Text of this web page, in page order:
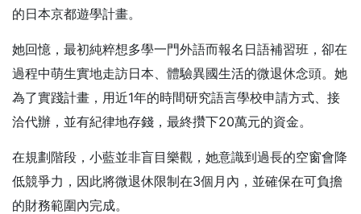
的日本京都遊學計畫。
她回憶，最初純粹想多學一門外語而報名日語補習班，卻在
過程中萌生實地走訪日本、體驗異國生活的微退休念頭。她
為了實踐計畫，用近1年的時間研究語言學校申請方式、接
洽代辦，並有紀律地存錢，最終攢下20萬元的資金。
在規劃階段，小藍並非盲目樂觀，她意識到過長的空窗會降
低競爭力，因此將微退休限制在3個月內，並確保在可負擔
的財務範圍內完成。